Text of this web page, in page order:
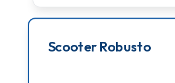
Scooter Robusto